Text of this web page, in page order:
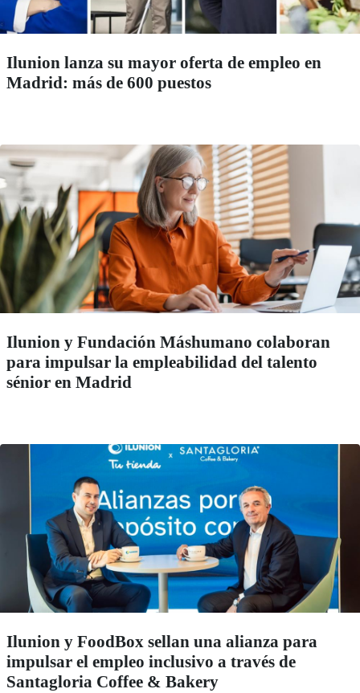
Ilunion lanza su mayor oferta de empleo en
Madrid: más de 600 puestos
Ilunion y Fundación Máshumano colaboran
para impulsar la empleabilidad del talento
sénior en Madrid
Ilunion y FoodBox sellan una alianza para
impulsar el empleo inclusivo a través de
Santagloria Coffee & Bakery